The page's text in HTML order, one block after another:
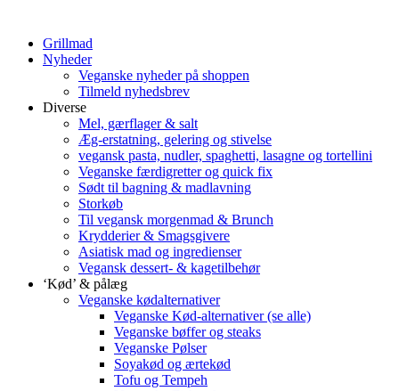
Grillmad
Nyheder
Veganske nyheder på shoppen
Tilmeld nyhedsbrev
Diverse
Mel, gærflager & salt
Æg-erstatning, gelering og stivelse
vegansk pasta, nudler, spaghetti, lasagne og tortellini
Veganske færdigretter og quick fix
Sødt til bagning & madlavning
Storkøb
Til vegansk morgenmad & Brunch
Krydderier & Smagsgivere
Asiatisk mad og ingredienser
Vegansk dessert- & kagetilbehør
‘Kød’ & pålæg
Veganske kødalternativer
Veganske Kød-alternativer (se alle)
Veganske bøffer og steaks
Veganske Pølser
Soyakød og ærtekød
Tofu og Tempeh